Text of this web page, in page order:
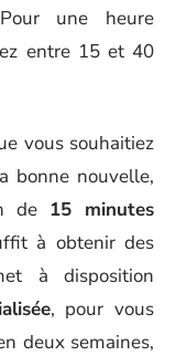
une heure
entre 15 et 40
vous souhaitiez
bonne nouvelle,
de 15 minutes
à obtenir des
à disposition
, pour vous
deux semaines,